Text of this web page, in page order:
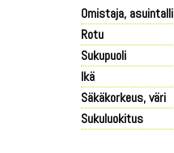
Omistaja, asuintalli
Rotu
Sukupuoli
Ikä
Säkäkorkeus, väri
Sukuluokitus